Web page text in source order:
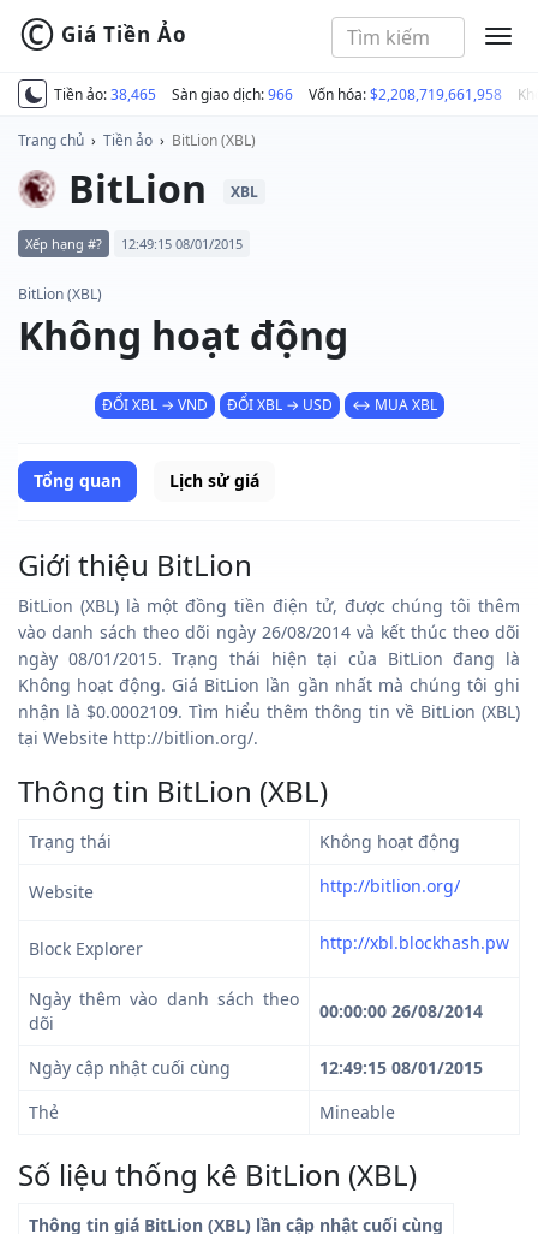
Tiền ảo:38,465 Sàn giao dịch:966 Vốn hóa:$2,208,719,661,958
© Giá Tiền Ảo
Trang chủ › Tiền ảo › BitLion (XBL)
BitLion XBL
Xếp hạng #? 12:49:15 08/01/2015
BitLion (XBL)
Không hoạt động
ĐỔI XBL → VND ĐỔI XBL → USD ↔ MUA XBL
Tổng quan Lịch sử giá
Giới thiệu BitLion
BitLion (XBL) là một đồng tiền điện tử, được chúng tôi thêm
vào danh sách theo dõi ngày 26/08/2014 và kết thúc theo dõi
ngày 08/01/2015. Trạng thái hiện tại của BitLion đang là
Không hoạt động. Giá BitLion lần gần nhất mà chúng tôi ghi
nhận là $0.0002109. Tìm hiểu thêm thông tin về BitLion (XBL)
tại Website http://bitlion.org/.
Thông tin BitLion (XBL)
Trạng thái Không hoạt động
Website http://bitlion.org/
Block Explorer http://xbl.blockhash.pw
Ngày thêm vào danh sách theo
dõi
00:00:00 26/08/2014
Ngày cập nhật cuối cùng
12:49:15 08/01/2015
Thẻ
Mineable
Số liệu thống kê BitLion (XBL)
Thông tin giá BitLion (XBL) lần cập nhật cuối cùng